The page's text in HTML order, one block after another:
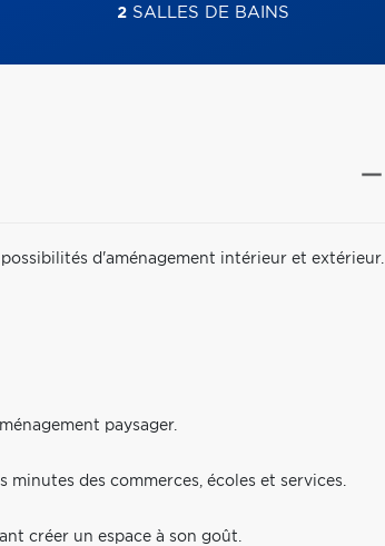
2SALLES DE BAINS
d'aménagement intérieur et extérieur.
paysager.
des commerces, écoles et services.
créer un espace à son goût.